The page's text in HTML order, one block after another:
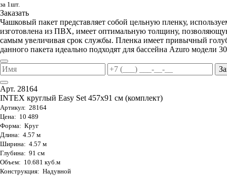
за 1шт.
Заказать
Чашковый пакет представляет собой цельную пленку,
изготовлена из ПВХ, имеет оптимальную толщину,
самым увеличивая срок службы. Пленка имеет привычный
данного пакета идеально подходят для бассейна Azuro модели
Арт. 28164
INTEX круглый Easy Set 457х91 см (комплект)
Артикул: 28164
Цена: 10 489
Форма: Круг
Длина: 4.57 м
Ширина: 4.57 м
Глубина: 91 см
Объем: 10.681 куб.м
Конструкция: Надувной